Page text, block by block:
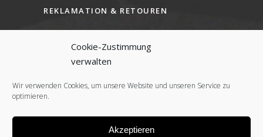
Cookie-Zustimmung
verwalten
Wir verwenden Cookies, um unsere Website und unseren Service zu
optimieren.
Akzeptieren
REKLAMATION & RETOUREN
AGB (B2B)
COOKIE-RICHTLINIE (EU)